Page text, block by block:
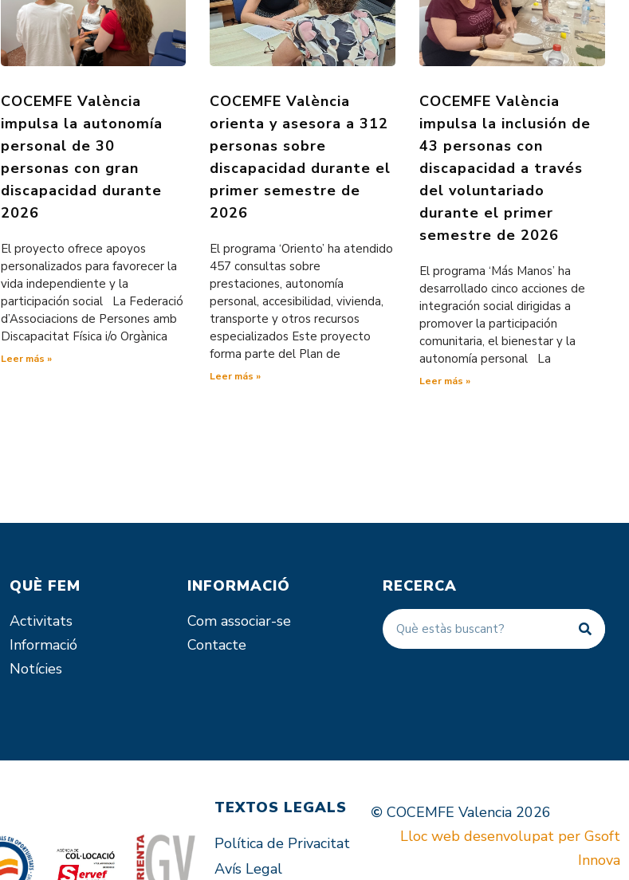
COCEMFE València
impulsa la autonomía
personal de 30
personas con gran
discapacidad durante
2026
El proyecto ofrece apoyos
personalizados para favorecer la
vida independiente y la
participación social La Federació
d’Associacions de Persones amb
Discapacitat Física i/o Orgànica
Leer más »
COCEMFE València
orienta y asesora a 312
personas sobre
discapacidad durante el
primer semestre de
2026
El programa ‘Oriento’ ha atendido
457 consultas sobre
prestaciones, autonomía
personal, accesibilidad, vivienda,
transporte y otros recursos
especializados Este proyecto
forma parte del Plan de
Leer más »
COCEMFE València
impulsa la inclusión de
43 personas con
discapacidad a través
del voluntariado
durante el primer
semestre de 2026
El programa ‘Más Manos’ ha
desarrollado cinco acciones de
integración social dirigidas a
promover la participación
comunitaria, el bienestar y la
autonomía personal La
Leer más »
QUÈ FEM
Activitats
Informació
Notícies
INFORMACIÓ
Com associar-se
Contacte
RECERCA
TEXTOS LEGALS
Política de Privacitat
Avís Legal
COCEMFE Valencia 2026
Lloc web desenvolupat per Gsoft
Innova